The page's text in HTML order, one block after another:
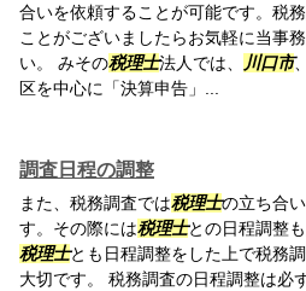
合いを依頼することが可能です。税
ことがございましたらお気軽に当事
い。 みその税理士法人では、 川口市
区を中心に「決算申告」...
調査日程の調整
また、税務調査では税理士の立ち合
す。その際には税理士との日程調整
税理士とも日程調整をした上で税務
大切です。 税務調査の日程調整は必